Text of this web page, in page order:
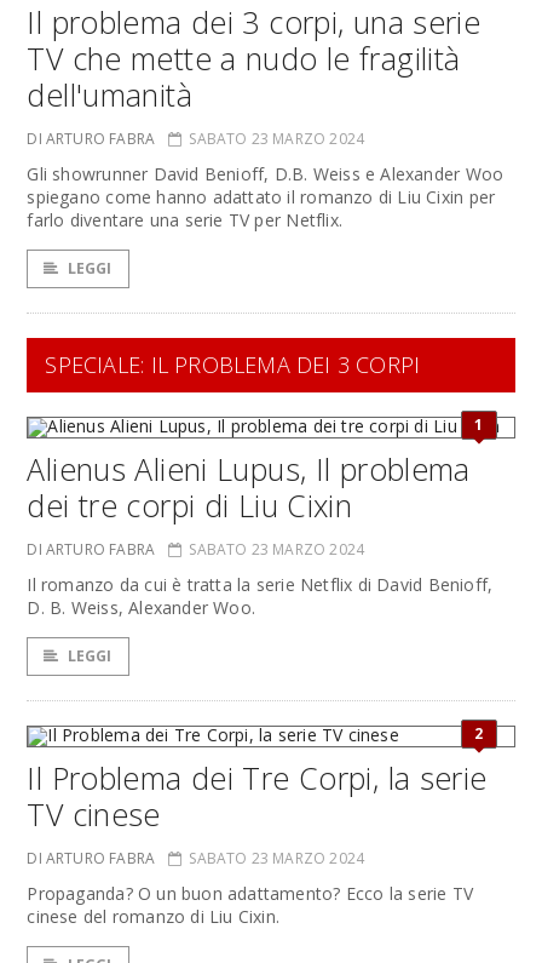
Il problema dei 3 corpi, una serie
TV che mette a nudo le fragilità
dell'umanità
DI ARTURO FABRA SABATO 23 MARZO 2024
Gli showrunner David Benioff, D.B. Weiss e Alexander Woo
spiegano come hanno adattato il romanzo di Liu Cixin per
farlo diventare una serie TV per Netflix.
LEGGI
SPECIALE: IL PROBLEMA DEI 3 CORPI
1
Alienus Alieni Lupus, Il problema
dei tre corpi di Liu Cixin
DI ARTURO FABRA SABATO 23 MARZO 2024
Il romanzo da cui è tratta la serie Netflix di David Benioff,
D. B. Weiss, Alexander Woo.
LEGGI
2
Il Problema dei Tre Corpi, la serie
TV cinese
DI ARTURO FABRA SABATO 23 MARZO 2024
Propaganda? O un buon adattamento? Ecco la serie TV
cinese del romanzo di Liu Cixin.